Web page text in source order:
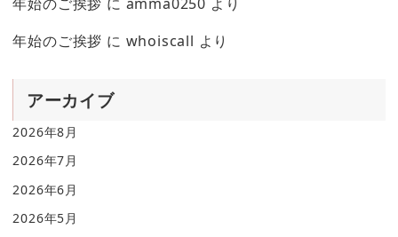
年始のご挨拶 に whoiscall より
アーカイブ
2026年8月
2026年7月
2026年6月
2026年5月